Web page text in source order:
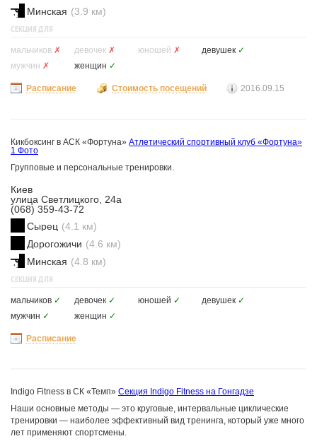
Минская (3.9 км)
СЕКЦИЯ ДЛЯ
мальчиков ✗ девочек ✗ юношей ✗ девушек ✓
мужчин ✗ женщин ✓
Расписание Стоимость посещений 2016.09.15
Кикбоксинг в АСК «Фортуна» Атлетический спортивный клуб «Фортуна»
1 Фото
Групповые и персональные тренировки.
Киев
улица Светлицкого, 24а
(068) 359-43-72
Сырец (4.1 км)
Дорогожичи (4.6 км)
Минская (4.8 км)
СЕКЦИЯ ДЛЯ
мальчиков ✓ девочек ✓ юношей ✓ девушек ✓
мужчин ✓ женщин ✓
Расписание
Indigo Fitness в СК «Темп» Секция Indigo Fitness на Гонгадзе
Наши основные методы — это круговые, интервальные циклические
тренировки — наиболее эффективный вид тренинга, который уже много
лет применяют спортсмены.